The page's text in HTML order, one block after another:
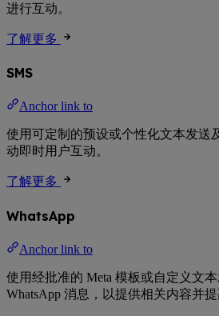
进行互动。
了解更多
SMS
Anchor link to
使用可定制的预设或个性化文本发送
动即时用户互动。
了解更多
WhatsApp
Anchor link to
使用经批准的 Meta 模板或自定义文
WhatsApp 消息，以提供相关内容并提